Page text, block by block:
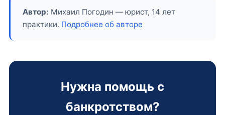
Автор: Михаил Погодин — юрист, 14 лет
практики. Подробнее об авторе
Нужна помощь с
банкротством?